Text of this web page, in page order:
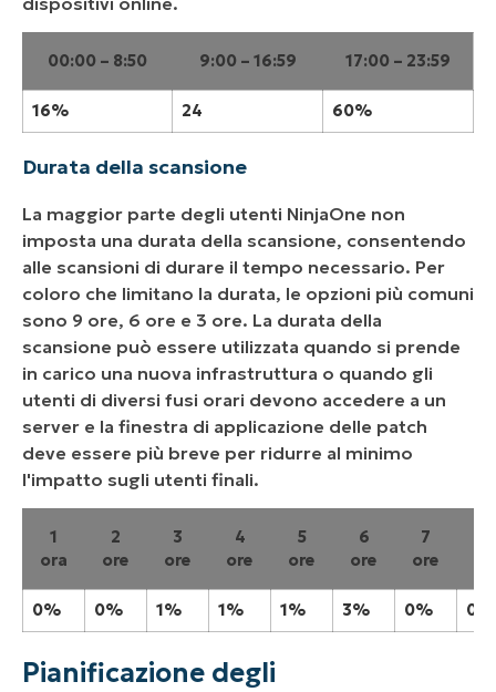
00:00 – 8:50 9:00 – 16:59 17:00 – 23:59
16% 24 60%
Durata della scansione
La maggior parte degli utenti NinjaOne non
imposta una durata della scansione, consentendo
alle scansioni di durare il tempo necessario. Per
coloro che limitano la durata, le opzioni più comuni
sono 9 ore, 6 ore e 3 ore. La durata della
scansione può essere utilizzata quando si prende
in carico una nuova infrastruttura o quando gli
utenti di diversi fusi orari devono accedere a un
server e la finestra di applicazione delle patch
deve essere più breve per ridurre al minimo
l'impatto sugli utenti finali.
1
ora
2
ore
3
ore
4
ore
5
ore
6
ore
7
ore
0% 0% 1% 1% 1% 3% 0% 0%
Pianificazione degli